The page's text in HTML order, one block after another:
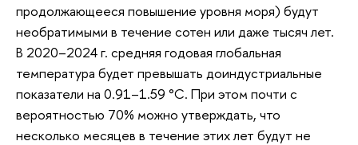
продолжающееся повышение уровня моря) будут
необратимыми в течение сотен или даже тысяч лет.
В 2020–2024 г. средняя годовая глобальная
температура будет превышать доиндустриальные
показатели на 0.91–1.59 °C. При этом почти с
вероятностью 70% можно утверждать, что
несколько месяцев в течение этих лет будут не